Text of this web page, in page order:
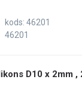
kods: 46201
46201
D10 x 2mm ,